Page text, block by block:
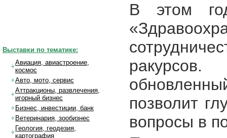
В этом
позволит
вопросы в
Выставки по тематике:
Авиация, авиастроение,
космос
Авто, мото, сервис
Аттракционы, развлечения,
игорный бизнес
Бизнес, инвестиции, банк
Ветеринария, зообизнес
Геология, геодезия,
картография